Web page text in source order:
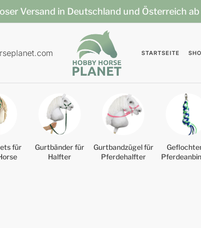
Versand in Deutschland und Österreich
STARTSEITE
für
Gurtbänder für
Halfter
Gurtbandzügel für
Pferdehalfter